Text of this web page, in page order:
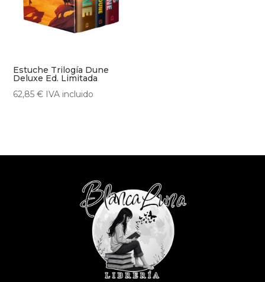
Estuche Trilogía Dune
Deluxe Ed. Limitada
62,85€ IVA incluido